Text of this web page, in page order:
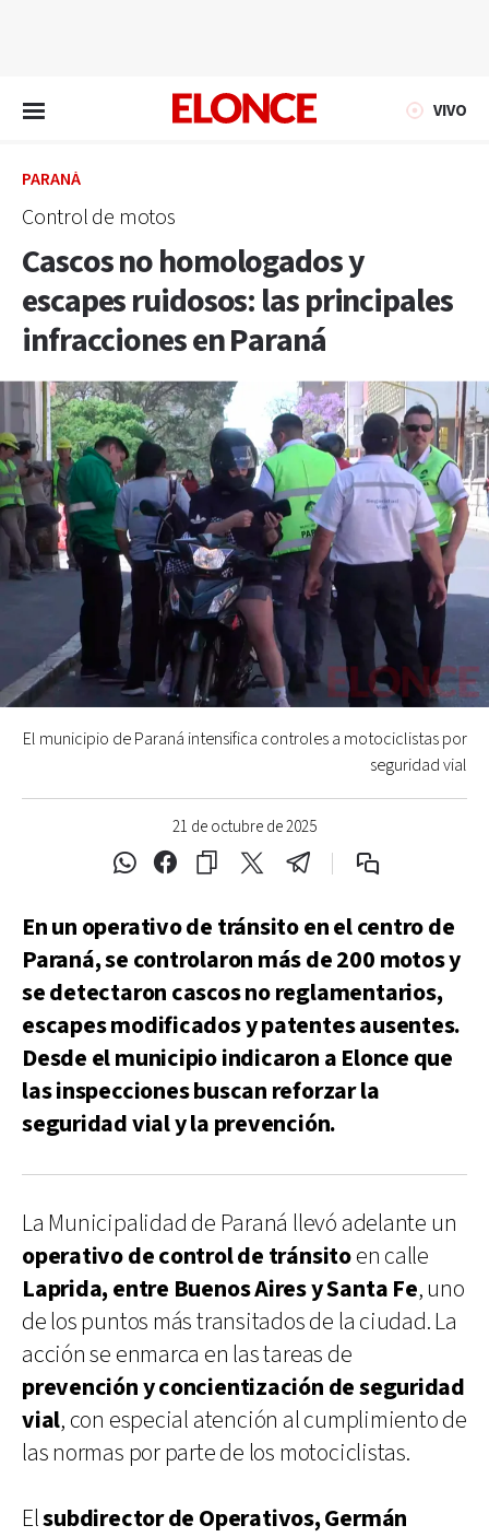
VIVO
PARANÁ
Control de motos
Cascos no homologados y
escapes ruidosos: las principales
infracciones en Paraná
21 de octubre de 2025
El municipio de Paraná intensifica controles a motociclistas por
seguridad vial
En un operativo de tránsito en el centro de
Paraná, se controlaron más de 200 motos y
se detectaron cascos no reglamentarios,
escapes modificados y patentes ausentes.
Desde el municipio indicaron a Elonce que
las inspecciones buscan reforzar la
seguridad vial y la prevención.
La Municipalidad de Paraná llevó adelante un
operativo de control de tránsitoen calle
Laprida, entre Buenos Aires y Santa Fe, uno
de los puntos más transitados de la ciudad. La
acción se enmarca en las tareas de
prevención y concientización de seguridad
vial, con especial atención al cumplimiento de
las normas por parte de los motociclistas.
Elsubdirector de Operativos, Germán